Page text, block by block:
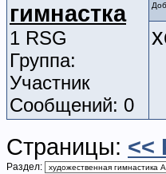
гимнастка
1 RSG
Группа:
Участник
Сообщений: 0
Страницы: <<
Раздел: